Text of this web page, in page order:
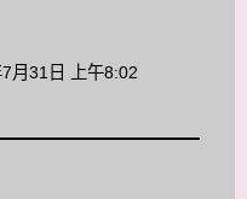
月31日 上午8:02